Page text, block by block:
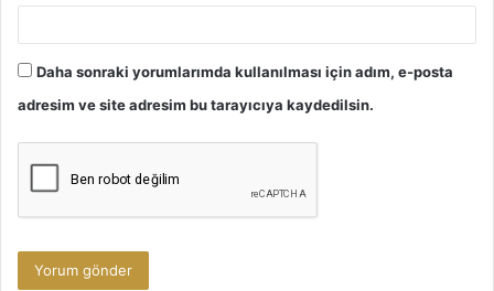
Daha sonraki yorumlarımda kullanılması için adım, e-posta
adresim ve site adresim bu tarayıcıya kaydedilsin.